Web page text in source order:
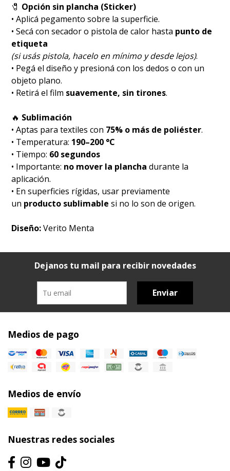
🧷 Opción sin plancha (Sticker)
• Aplicá pegamento sobre la superficie.
• Secá con secador o pistola de calor hasta punto de
etiqueta
(si usás pistola, hacelo en mínimo y desde lejos).
• Pegá el diseño y presioná con los dedos o con un
objeto plano.
• Retirá el film suavemente, sin tirones.
🔥 Sublimación
• Aptas para textiles con 75% o más de poliéster.
• Temperatura: 190–200 °C
• Tiempo: 60 segundos
• Importante: no mover la plancha durante la
aplicación.
• En superficies rígidas, usar previamente
un producto sublimable si no lo son de origen.
Diseño:Verito Menta
Dejanos tu mail para recibir novedades
Enviar
Medios de pago
Medios de envío
Nuestras redes sociales